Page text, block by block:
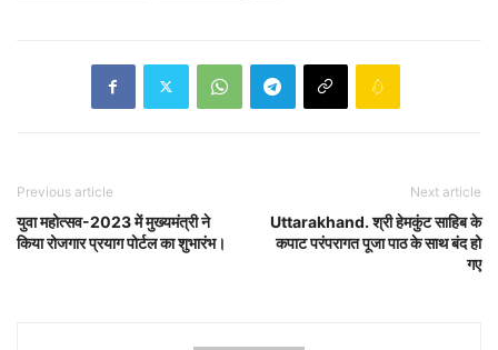
Previous article
युवा महोत्सव-2023 में मुख्यमंत्री ने
किया रोजगार प्रयाग पोर्टल का शुभारंभ।
Next article
Uttarakhand. श्री हेमकुंट साहिब के
कपाट परंपरागत पूजा पाठ के साथ बंद हो
गए